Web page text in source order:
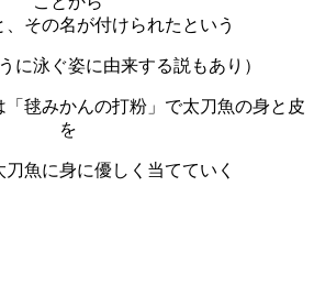
、その名が付けられたという
に泳ぐ姿に由来する説もあり）
「毬みかんの打粉」で太刀魚の身と皮
を
刀魚に身に優しく当てていく